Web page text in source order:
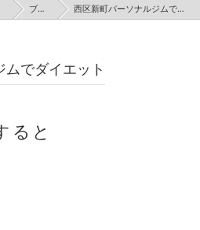
ブログ 西区新町パーソナルジムでダイエット
でダイエット
ると